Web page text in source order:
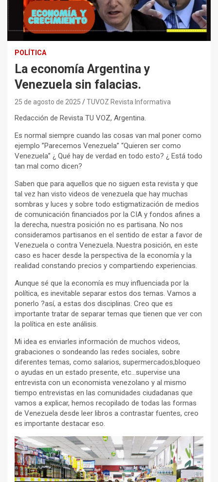
POLÍTICA
La economía Argentina y
Venezuela sin falacias.
25 de agosto de 2025 TUVOZ Revista Informativa
Redacción de Revista TU VOZ, Argentina.
Es normal siempre cuando las cosas van mal poner como
ejemplo ”Parecemos Venezuela” “Quieren ser como
Venezuela” ¿ Qué hay de verdad en todo esto? ¿ Está todo
tan mal como dicen?
Saben que para aquellos que no siguen esta revista y que
tal vez han visto videos de venezuela que hay muchas
sombras y luces y sobre todo estigmatización de medios
de comunicación financiados por la CIA y fondos afines a
la derecha, nuestra posición no es partisana. No nos
consideramos partisanos en el sentido de estar a favor de
Venezuela o contra Venezuela. Nuestra posición, en este
caso es hacer desde la perspectiva de la economía y la
realidad constando precios y compartiendo experiencias.
Aunque sé que la economía es muy influenciada por la
política, es inevitable separar estos dos temas. Vamos a
ponerlo ?así, a estas dos disciplinas. Creo que es
importante tratar de separar temas que tienen que ver con
la política en este análisis.
Mi idea es enviarles información de muchos videos,
grabaciones o sondeando las redes sociales, sobre
diferentes temas, como salarios, supermercados,bloqueo
o ayudas en un estado presente, etc…supervise una
entrevista con un economista venezolano y al mismo
tiempo entrevistas en las comunidades ciudadanas que
vamos a explicar, hemos recopilado de todas las formas
de Venezuela desde leer libros a contrastar fuentes, creo
es importante destacar eso.